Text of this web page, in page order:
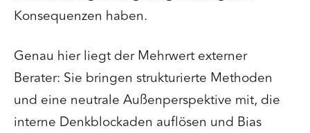
Konsequenzen haben.
Genau hier liegt der Mehrwert externer
Berater: Sie bringen strukturierte Methoden
und eine neutrale Außenperspektive mit, die
interne Denkblockaden auflösen und Bias